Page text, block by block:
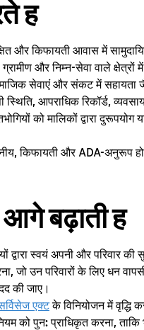
ह
और किफायती आवास में
और निम्न-सेवा वाले
सेवाएं और संकट में
आपराधिक रिकॉर्ड,
को मालिकों द्वारा
किफायती और ADA-अनुरूप
आगे बढ़ाती ह
द्वारा स्वयं अपनी और परिवार
जो उन परिवारों के लिए धन
की जाए।
एक्टके विनियोजन में वृद्धि
को पुन: प्राधिकृत करना,